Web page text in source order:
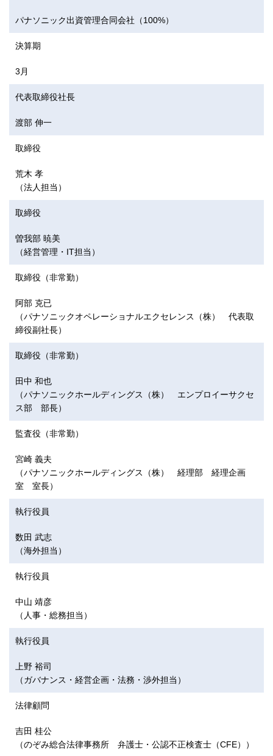
パナソニック出資管理合同会社（100%）
決算期
3月
代表取締役社長
渡部 伸一
取締役
荒木 孝
（法人担当）
取締役
曽我部 暁美
（経営管理・IT担当）
取締役（非常勤）
阿部 克已
（パナソニックオペレーショナルエクセレンス（株） 代表取
締役副社長）
取締役（非常勤）
田中 和也
（パナソニックホールディングス（株） エンプロイーサクセ
ス部 部長）
監査役（非常勤）
宮崎 義夫
（パナソニックホールディングス（株） 経理部 経理企画
室 室長）
執行役員
数田 武志
（海外担当）
執行役員
中山 靖彦
（人事・総務担当）
執行役員
上野 裕司
（ガバナンス・経営企画・法務・渉外担当）
法律顧問
吉田 桂公
（のぞみ総合法律事務所 弁護士・公認不正検査士（CFE））